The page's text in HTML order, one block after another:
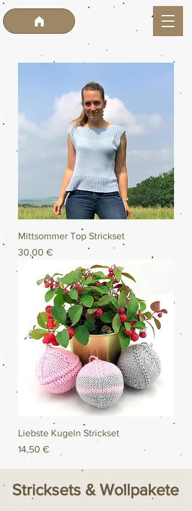
Mittsommer Top Strickset
Preis
30,00 €
Liebste Kugeln Strickset
Preis
14,50 €
Stricksets & Wollpakete